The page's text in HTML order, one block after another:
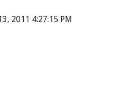
2011 4:27:15 PM